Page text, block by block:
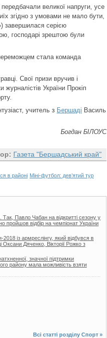
передбачали великої напруги, усе
згідно з умовами не мало бути,
завершилася серією
господарі зрештою були
стала команда
Свої призи вручив і
України Прокіп
учитель з Бершаді Василь
Богдан БІЛОУС
Газета "Бершадський край"
в районі Міні-футбол: дев’ятий тур
Так, Павло Чабан на відкритті сезону у
пройшов відбір на чемпіонат України
із армреслінгу, який відбувся в
Оксани Дяченко, Вікторії Рожко з
значної підтримки
району мала можливість взяти
Всі статті розділу Спорт »